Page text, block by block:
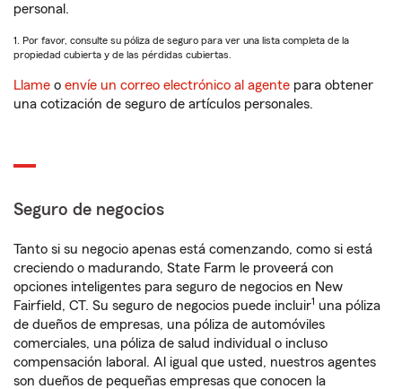
personal.
1. Por favor, consulte su póliza de seguro para ver una lista completa de la
propiedad cubierta y de las pérdidas cubiertas.
Llame o envíe un correo electrónico al agente para obtener
una cotización de seguro de artículos personales.
Seguro de negocios
Tanto si su negocio apenas está comenzando, como si está
creciendo o madurando, State Farm le proveerá con
opciones inteligentes para seguro de negocios en New
Fairfield, CT. Su seguro de negocios puede incluir1 una póliza
de dueños de empresas, una póliza de automóviles
comerciales, una póliza de salud individual o incluso
compensación laboral. Al igual que usted, nuestros agentes
son dueños de pequeñas empresas que conocen la